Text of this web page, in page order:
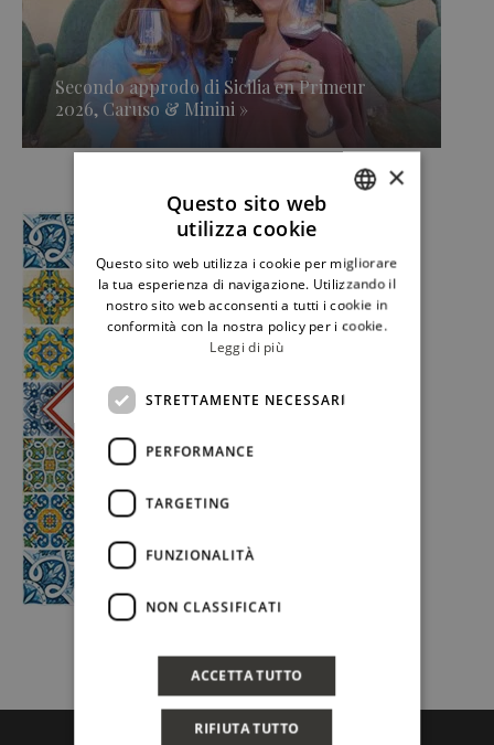
Secondo approdo di Sicilia en Primeur
2026, Caruso & Minini »
ENGLISH
×
Questo sito web
utilizza cookie
Questo sito web utilizza i cookie per migliorare
la tua esperienza di navigazione. Utilizzando il
nostro sito web acconsenti a tutti i cookie in
conformità con la nostra policy per i cookie.
Leggi di più
STRETTAMENTE NECESSARI
PERFORMANCE
TARGETING
FUNZIONALITÀ
NON CLASSIFICATI
ACCETTA TUTTO
RIFIUTA TUTTO